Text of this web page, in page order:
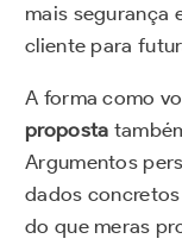
mais segurança
cliente para
A forma como
proposta
Argumentos
dados
do que meras